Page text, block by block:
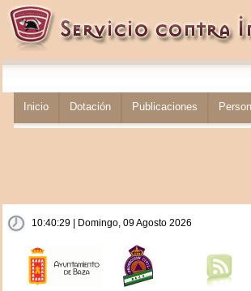
Inicio Dotación Publicaciones
10:40:30 | Domingo, 09 Agosto 2026